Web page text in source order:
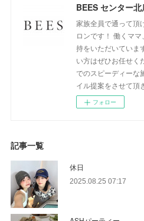
BEES センター
家族全員で通って頂
ロンです！ 働くマ
持をいただいていま
い方はぜひお任せく
でのスピーディーな
イル提案をさせて頂
フォロー
記事一覧
休日
2025.08.25 07:17